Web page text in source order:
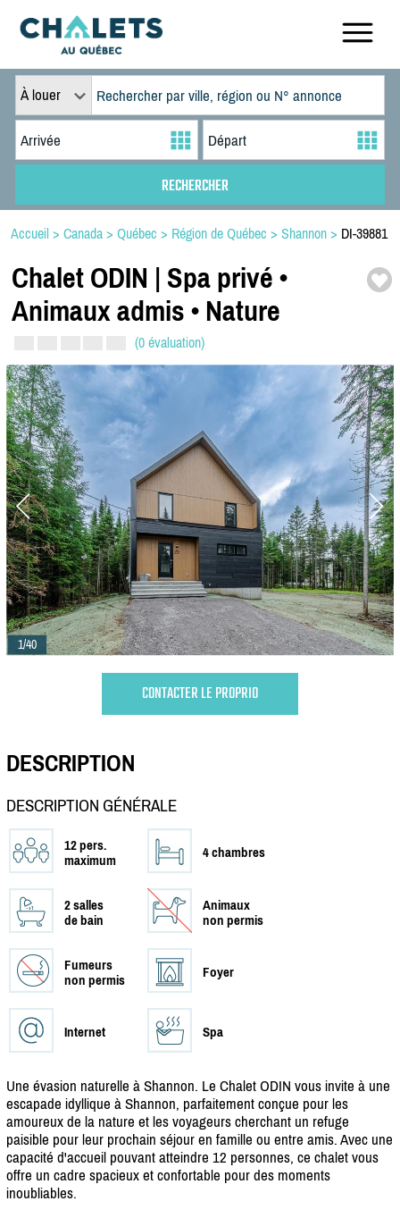
À louer
Accueil > Canada > Québec > Région de Québec > Shannon > DI-39881
Chalet ODIN | Spa privé •
Animaux admis • Nature
(0 évaluation)
1/40
CONTACTER LE PROPRIO
DESCRIPTION
DESCRIPTION GÉNÉRALE
12 pers.
maximum
4 chambres
2 salles
de bain
Animaux
non permis
Fumeurs
non permis
Foyer
Internet Spa
Une évasion naturelle à Shannon. Le Chalet ODIN vous invite à une
escapade idyllique à Shannon, parfaitement conçue pour les
amoureux de la nature et les voyageurs cherchant un refuge
paisible pour leur prochain séjour en famille ou entre amis. Avec une
capacité d'accueil pouvant atteindre 12 personnes, ce chalet vous
offre un cadre spacieux et confortable pour des moments
inoubliables.